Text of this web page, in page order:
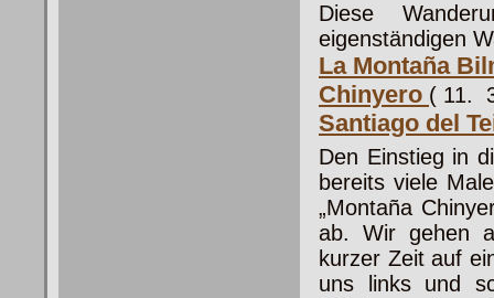
Diese
eigenständigen
La Montaña
Chinyero ( 11.
Santiago del
Den Einstieg in
bereits viele
„Montaña
ab. Wir gehen
kurzer Zeit auf
uns links und